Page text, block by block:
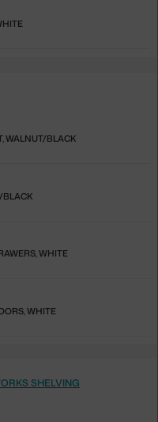
WALNUT/BLACK
BLACK
WHITE
WHITE
SHELVING